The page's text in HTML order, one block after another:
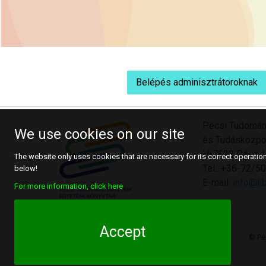
Belépés adminisztrátoroknak
H-7622 Pécs,
We use cookies on our site
The website only uses cookies that are necessary for its correct
below!
For more information, click here
Accept